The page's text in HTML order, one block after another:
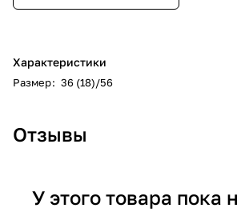
Характеристики
Размер: 36 (18)/56
Отзывы
У этого товара пока